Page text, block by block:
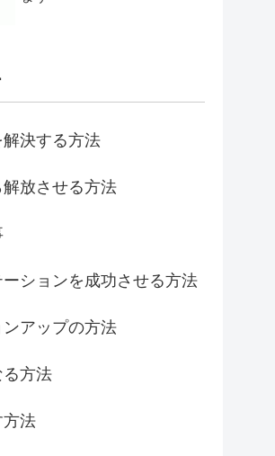
決する方法
放させる方法
ションを成功させる方法
アップの方法
方法
方法